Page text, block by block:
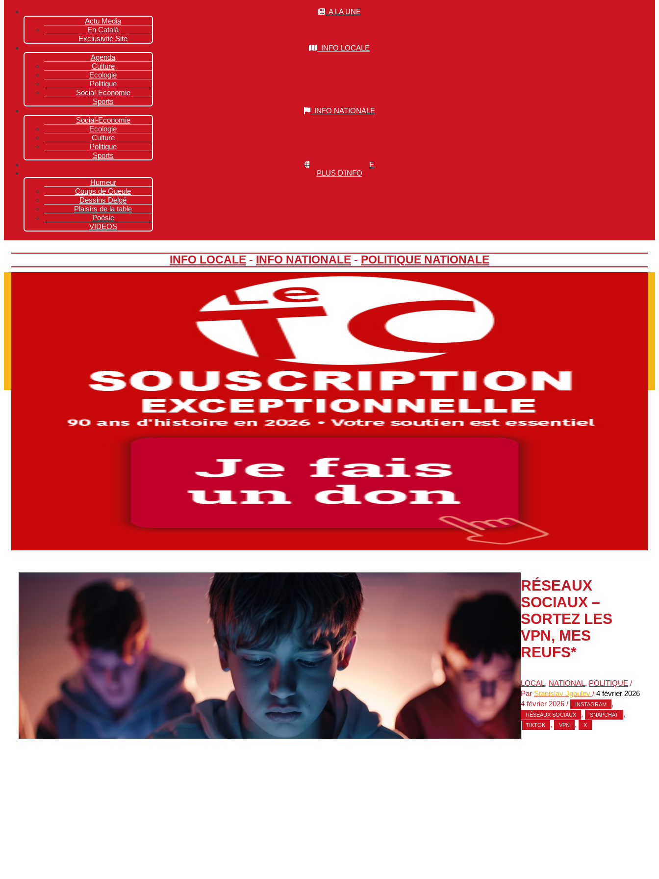
A LA UNE
Actu Media
En Català
Exclusivité Site
INFO LOCALE
Agenda
Culture
Ecologie
Politique
Social-Economie
Sports
INFO NATIONALE
Social-Economie
Ecologie
Culture
Politique
Sports
INFO MONDIALE
PLUS D’INFO
Humeur
Coups de Gueule
Dessins Delgé
Plaisirs de la table
Poésie
VIDEOS
INFO LOCALE - INFO NATIONALE - POLITIQUE NATIONALE
RÉSEAUX
SOCIAUX –
SORTEZ LES
VPN, MES
REUFS*
LOCAL, NATIONAL, POLITIQUE /
Par Stanislav Jgoulev / 4 février 2026
4 février 2026 / INSTAGRAM ,
RÉSEAUX SOCIAUX , SNAPCHAT ,
TIKTOK , VPN , X